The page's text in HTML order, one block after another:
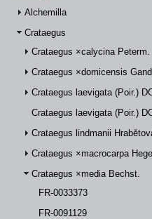
Alchemilla
Crataegus
Crataegus ×calycina Peterm.
Crataegus ×domicensis
Crataegus laevigata (Poir.)
Crataegus laevigata (Poir.)
Crataegus lindmanii
Crataegus ×macrocarpa
Crataegus ×media Bechst.
FR-0033373
FR-0091129